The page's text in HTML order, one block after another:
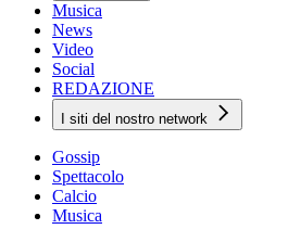
Musica
News
Video
Social
REDAZIONE
I siti del nostro network
Gossip
Spettacolo
Calcio
Musica